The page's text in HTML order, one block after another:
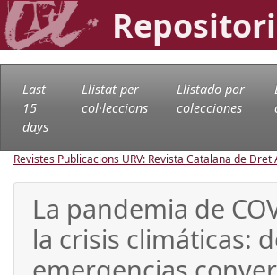
Last
15
days
Llistat per
col·leccions
Llistado por
colecciones
Revistes Publicacions URV: Revista Catalana de Dret
La pandemia de
la crisis climáticas: